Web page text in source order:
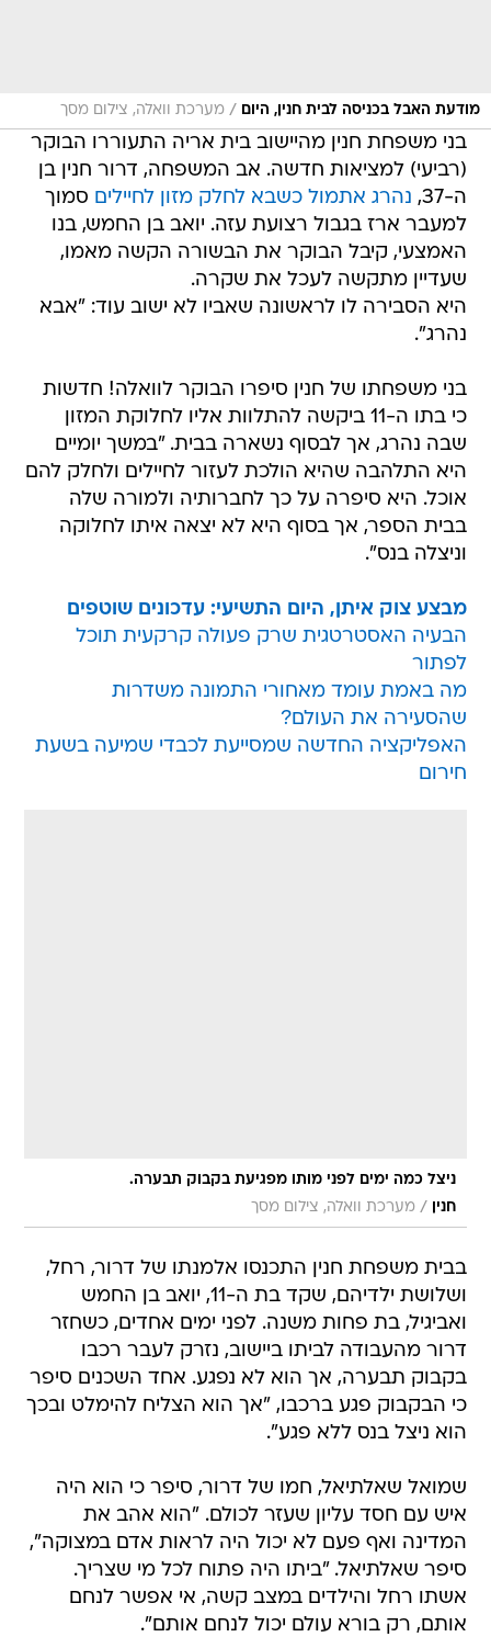
מודעת האבל בכניסה לבית חנין, היום / מערכת וואלה, צילום מסך
בני משפחת חנין מהיישוב בית אריה התעוררו הבוקר
(רביעי) למציאות חדשה. אב המשפחה, דרור חנין בן
ה-37,
נהרג אתמול כשבא לחלק מזון לחיילים סמוך
למעבר ארז בגבול רצועת עזה. יואב בן החמש, בנו
האמצעי, קיבל הבוקר את הבשורה הקשה מאמו,
שעדיין מתקשה לעכל את שקרה.
היא הסבירה לו לראשונה שאביו לא ישוב עוד: "אבא
נהרג".
בני משפחתו של חנין סיפרו הבוקר לוואלה! חדשות
כי בתו ה-11 ביקשה להתלוות אליו לחלוקת המזון
שבה נהרג, אך לבסוף נשארה בבית. "במשך יומיים
היא התלהבה שהיא הולכת לעזור לחיילים ולחלק להם
אוכל. היא סיפרה על כך לחברותיה ולמורה שלה
בבית הספר, אך בסוף היא לא יצאה איתו לחלוקה
וניצלה בנס".
מבצע צוק איתן, היום התשיעי: עדכונים שוטפים
הבעיה האסטרטגית שרק פעולה קרקעית תוכל
לפתור
מה באמת עומד מאחורי התמונה משדרות
שהסעירה את העולם?
האפליקציה החדשה שמסייעת לכבדי שמיעה בשעת
חירום
ניצל כמה ימים לפני מותו מפגיעת בקבוק תבערה.
חנין
/ מערכת וואלה, צילום מסך
בבית משפחת חנין התכנסו אלמנתו של דרור, רחל,
ושלושת ילדיהם, שקד בת ה-11, יואב בן החמש
ואביגיל, בת פחות משנה. לפני ימים אחדים, כשחזר
דרור מהעבודה לביתו ביישוב, נזרק לעבר רכבו
בקבוק תבערה, אך הוא לא נפגע. אחד השכנים סיפר
כי הבקבוק פגע ברכבו, "אך הוא הצליח להימלט ובכך
הוא ניצל בנס ללא פגע".
שמואל שאלתיאל, חמו של דרור, סיפר כי הוא היה
איש עם חסד עליון שעזר לכולם. "הוא אהב את
המדינה ואף פעם לא יכול היה לראות אדם במצוקה",
סיפר שאלתיאל. "ביתו היה פתוח לכל מי שצריך.
אשתו רחל והילדים במצב קשה, אי אפשר לנחם
אותם, רק בורא עולם יכול לנחם אותם".